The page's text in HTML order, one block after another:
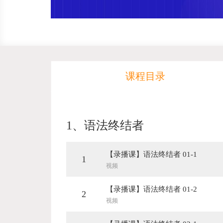
课程目录
1、 语法终结者
1 【录播课】语法终结者 01-1
视频
2 【录播课】语法终结者 01-2
视频